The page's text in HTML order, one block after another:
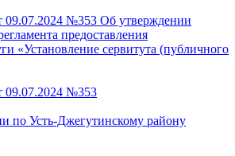
09.07.2024 №353 Об утверждении
предоставления
«Установление сервитута (публичного
09.07.2024 №353
по Усть-Джегутинскому району